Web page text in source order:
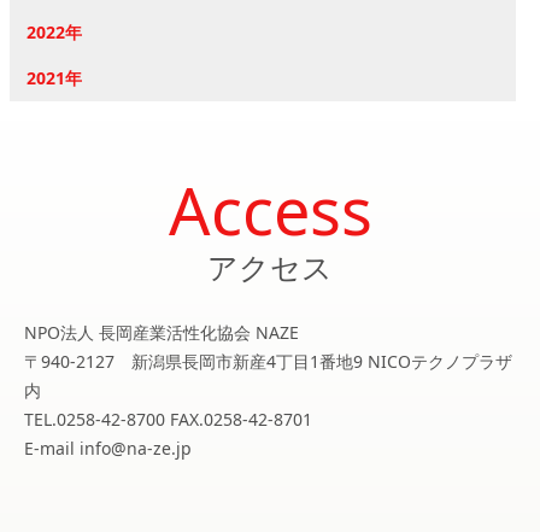
2022年
2021年
Access
アクセス
NPO法人 長岡産業活性化協会 NAZE
〒940-2127 新潟県長岡市新産4丁目1番地9 NICOテクノプラザ
内
TEL.0258-42-8700 FAX.0258-42-8701
E-mail info@na-ze.jp